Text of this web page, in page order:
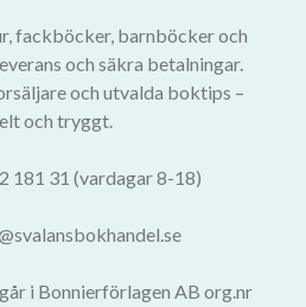
fackböcker, barnböcker och
och säkra betalningar.
och utvalda boktips –
och tryggt.
181 31 (vardagar 8-18)
i Bonnierförlagen AB org.nr